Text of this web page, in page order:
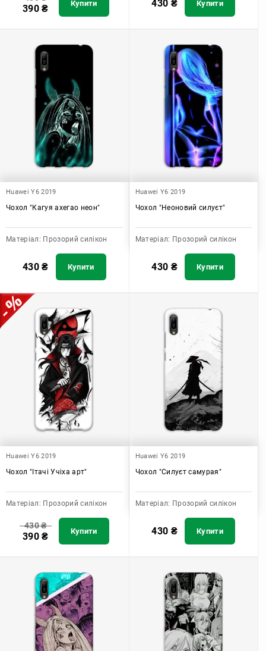
390₴ Купити 430 ₴ Купити
Huawei Y6 2019
Чохол "Кагуя ахегао неон"
Матеріал: Прозорий силікон
430₴ Купити
Huawei Y6 2019
Чохол "Неоновий силуєт"
Матеріал: Прозорий силікон
430 ₴ Купити
Huawei Y6 2019
Чохол "Ітачі Учіха арт"
Матеріал: Прозорий силікон
430₴
390₴ Купити
Huawei Y6 2019
Чохол "Силуєт самурая"
Матеріал: Прозорий силікон
430 ₴ Купити